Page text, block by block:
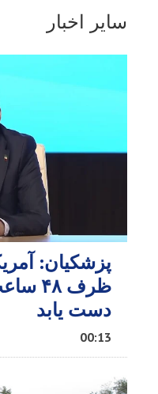
سایر اخبار
پزشکیان:
ظرف
دست یابد
00:13